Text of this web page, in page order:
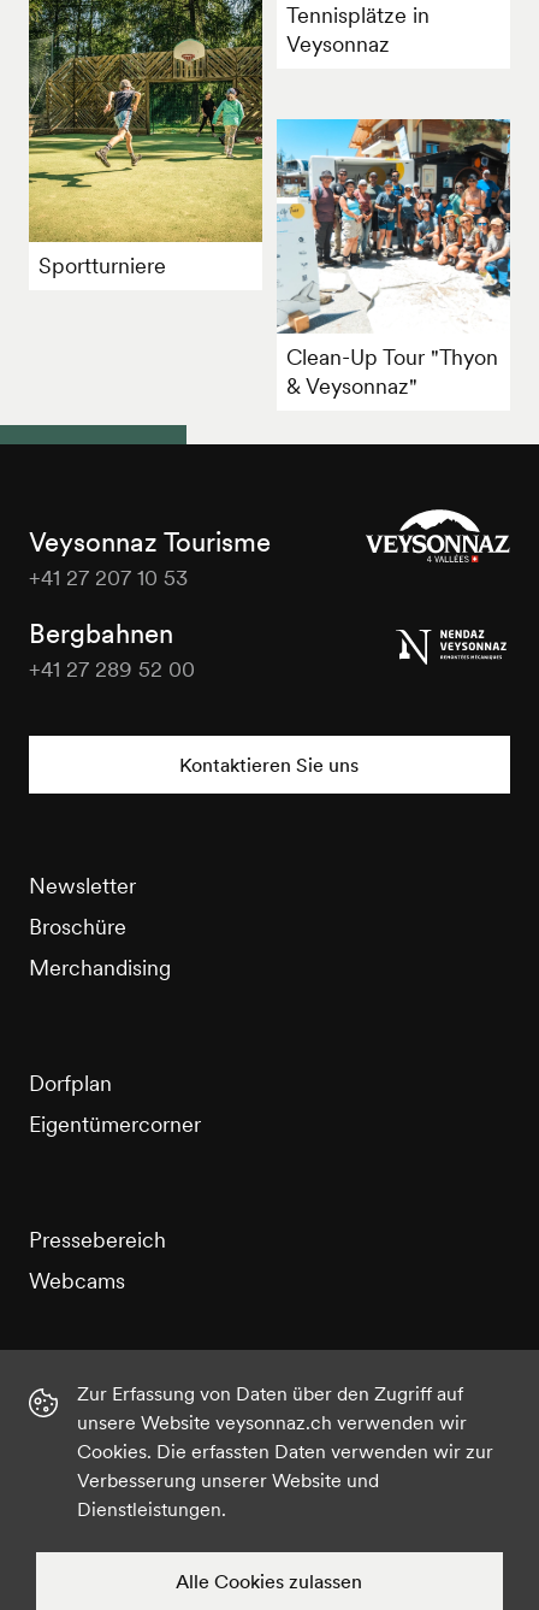
Tennisplätze in
Veysonnaz
Sportturniere
Clean-Up Tour "Thyon
& Veysonnaz"
Veysonnaz Tourisme
+41 27 207 10 53
Bergbahnen
+41 27 289 52 00
Kontaktieren Sie uns
Newsletter
Broschüre
Merchandising
Dorfplan
Eigentümercorner
Pressebereich
Webcams
Instagram Facebook Twitter
Zur Erfassung von Daten über den Zugriff auf
unsere Website veysonnaz.ch verwenden wir
Cookies. Die erfassten Daten verwenden wir zur
Verbesserung unserer Website und
Dienstleistungen.